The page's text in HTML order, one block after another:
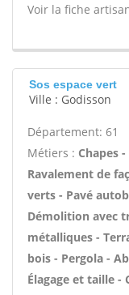
Voir la fiche
Sos espace vert
Ville : Godisson
Département: 61
Métiers : Chapes
Ravalement de
verts - Pavé
Démolition avec
métalliques -
bois - Pergola -
Élagage et taille -